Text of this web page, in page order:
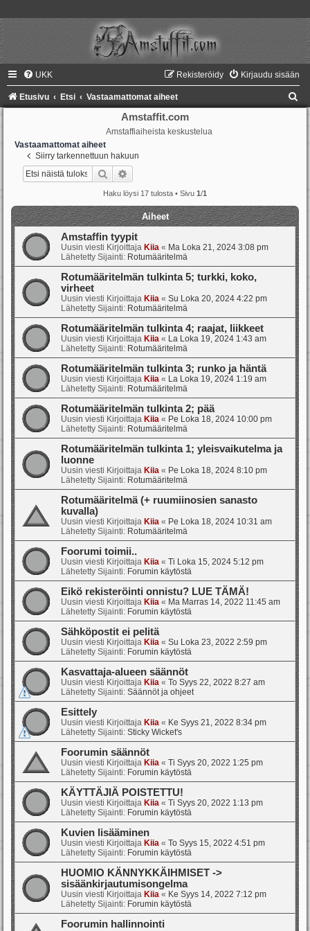
UKK Kirjaudu sisään
Rekisteröidy
Etusivu Etsi Vastaamattomat aiheet
Amstaffit.com
Amstaffiaiheista keskustelua
Vastaamattomat aiheet
Siirry tarkennettuun hakuun
Etsi
Haku löysi 17 tulosta • Sivu 1/1
Aiheet
Amstaffin tyypit
Uusin viesti Kirjoittaja Kiia « Ma Loka 21, 2024 3:08 pm
Lähetetty Sijainti: Rotumääritelmä
Rotumääritelmän tulkinta 5; turkki, koko,
virheet
Uusin viesti Kirjoittaja Kiia « Su Loka 20, 2024 4:22 pm
Lähetetty Sijainti: Rotumääritelmä
Rotumääritelmän tulkinta 4; raajat, liikkeet
Uusin viesti Kirjoittaja Kiia « La Loka 19, 2024 1:43 am
Lähetetty Sijainti: Rotumääritelmä
Rotumääritelmän tulkinta 3; runko ja häntä
Uusin viesti Kirjoittaja Kiia « La Loka 19, 2024 1:19 am
Lähetetty Sijainti: Rotumääritelmä
Rotumääritelmän tulkinta 2; pää
Uusin viesti Kirjoittaja Kiia « Pe Loka 18, 2024 10:00 pm
Lähetetty Sijainti: Rotumääritelmä
Rotumääritelmän tulkinta 1; yleisvaikutelma ja
luonne
Uusin viesti Kirjoittaja Kiia « Pe Loka 18, 2024 8:10 pm
Lähetetty Sijainti: Rotumääritelmä
Rotumääritelmä (+ ruumiinosien sanasto
kuvalla)
Uusin viesti Kirjoittaja Kiia « Pe Loka 18, 2024 10:31 am
Lähetetty Sijainti: Rotumääritelmä
Foorumi toimii..
Uusin viesti Kirjoittaja Kiia « Ti Loka 15, 2024 5:12 pm
Lähetetty Sijainti: Forumin käytöstä
Eikö rekisteröinti onnistu? LUE TÄMÄ!
Uusin viesti Kirjoittaja Kiia « Ma Marras 14, 2022 11:45 am
Lähetetty Sijainti: Forumin käytöstä
Sähköpostit ei pelitä
Uusin viesti Kirjoittaja Kiia « Su Loka 23, 2022 2:59 pm
Lähetetty Sijainti: Forumin käytöstä
Kasvattaja-alueen säännöt
Uusin viesti Kirjoittaja Kiia « To Syys 22, 2022 8:27 am
Lähetetty Sijainti: Säännöt ja ohjeet
Esittely
Uusin viesti Kirjoittaja Kiia « Ke Syys 21, 2022 8:34 pm
Lähetetty Sijainti: Sticky Wicket's
Foorumin säännöt
Uusin viesti Kirjoittaja Kiia « Ti Syys 20, 2022 1:25 pm
Lähetetty Sijainti: Forumin käytöstä
KÄYTTÄJIÄ POISTETTU!
Uusin viesti Kirjoittaja Kiia « Ti Syys 20, 2022 1:13 pm
Lähetetty Sijainti: Forumin käytöstä
Kuvien lisääminen
Uusin viesti Kirjoittaja Kiia « To Syys 15, 2022 4:51 pm
Lähetetty Sijainti: Forumin käytöstä
HUOMIO KÄNNYKKÄIHMISET ->
sisäänkirjautumisongelma
Uusin viesti Kirjoittaja Kiia « Ke Syys 14, 2022 7:12 pm
Lähetetty Sijainti: Forumin käytöstä
Foorumin hallinnointi